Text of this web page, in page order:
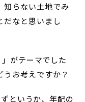
知らない土地でみ
だなと思いまし
がテーマでした
お考えですか？
というか、年配の